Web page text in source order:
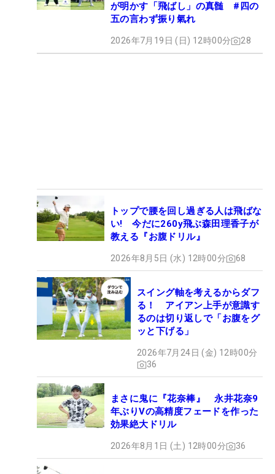
が明かす「飛ばし」の真髄 #四の
五の言わず振り氣れ
2026年7月19日 (日) 12時00分 28
トップで腰を回し過ぎる人は飛ばな
い! 今だに260y飛ぶ森田理香子が
教える『お腹ドリル』
2026年8月5日 (水) 12時00分 68
スイング軸を考えるからダフ
る！ アイアン上手が意識す
るのは切り返しで「お腹をグ
ッと下げる」
2026年7月24日 (金) 12時00分
36
まさに鬼に『花奈棒』 永井花奈9
年ぶりVの高精度フェードを作った
効果絶大ドリル
2026年8月1日 (土) 12時00分 36